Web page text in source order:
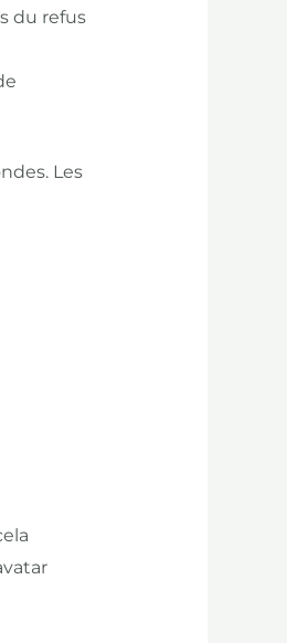
du refus
Les